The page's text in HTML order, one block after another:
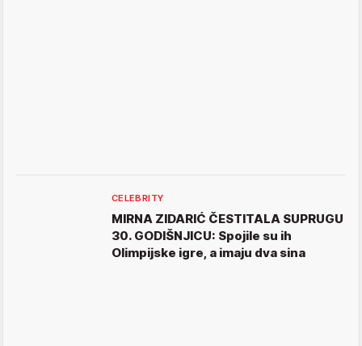
CELEBRITY
MIRNA ZIDARIĆ ČESTITALA SUPRUGU
30. GODIŠNJICU: Spojile su ih
Olimpijske igre, a imaju dva sina